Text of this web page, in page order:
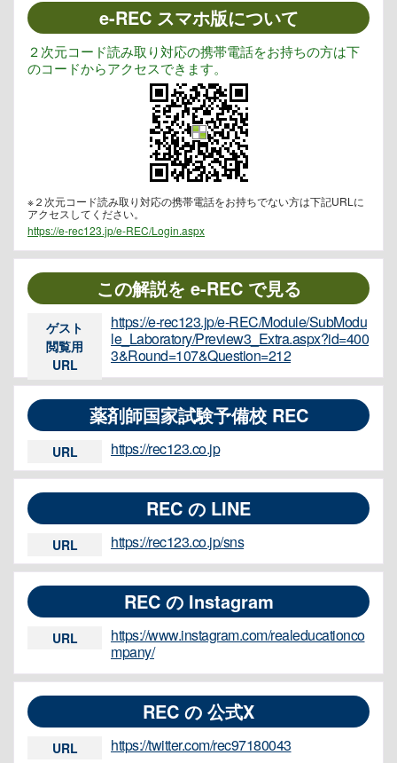
e-REC スマホ版について
２次元コード読み取り対応の携帯電話をお持ちの方は下
のコードからアクセスできます。
※２次元コード読み取り対応の携帯電話をお持ちでない方は下記URLに
アクセスしてください。
https://e-rec123.jp/e-REC/Login.aspx
この解説を e-REC で見る
ゲスト
閲覧用
URL
https://e-rec123.jp/e-REC/Module/SubModu
le_Laboratory/Preview3_Extra.aspx?id=400
3&Round=107&Question=212
薬剤師国家試験予備校 REC
URL https://rec123.co.jp
REC の LINE
URL https://rec123.co.jp/sns
REC の Instagram
URL
https://www.instagram.com/realeducationco
mpany/
REC の 公式X
URL https://twitter.com/rec97180043